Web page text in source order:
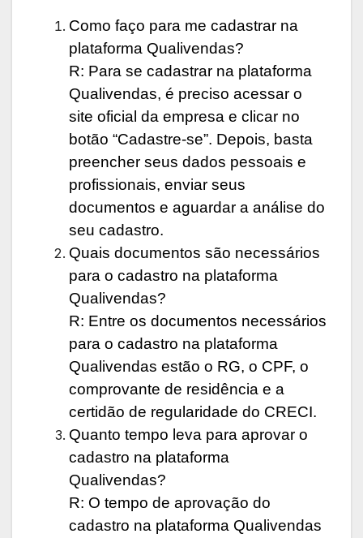
Como faço para me cadastrar na
plataforma Qualivendas?
R: Para se cadastrar na plataforma
Qualivendas, é preciso acessar o
site oficial da empresa e clicar no
botão “Cadastre-se”. Depois, basta
preencher seus dados pessoais e
profissionais, enviar seus
documentos e aguardar a análise do
seu cadastro.
Quais documentos são necessários
para o cadastro na plataforma
Qualivendas?
R: Entre os documentos necessários
para o cadastro na plataforma
Qualivendas estão o RG, o CPF, o
comprovante de residência e a
certidão de regularidade do CRECI.
Quanto tempo leva para aprovar o
cadastro na plataforma
Qualivendas?
R: O tempo de aprovação do
cadastro na plataforma Qualivendas